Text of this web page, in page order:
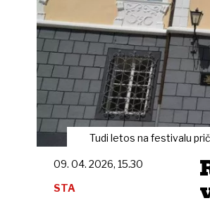
Tudi letos na festivalu
09. 04. 2026, 15.30
STA